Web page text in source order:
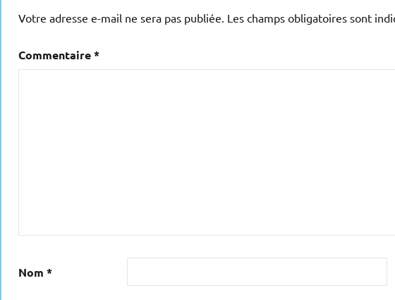
Votre adresse e-mail ne sera pas publiée. Les champs obligatoires sont
Commentaire*
Nom *